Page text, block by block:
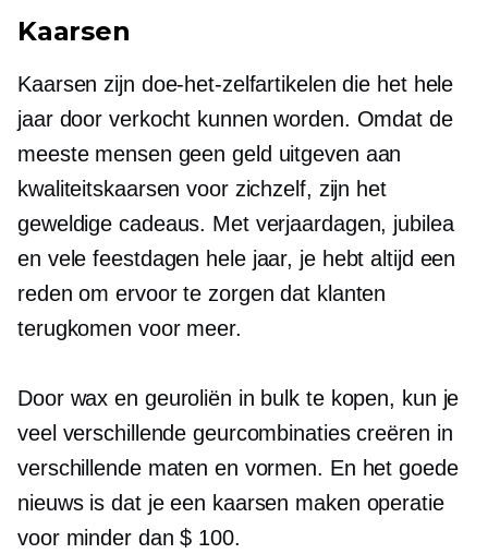
Kaarsen
Kaarsen zijn doe-het-zelfartikelen die het hele
jaar door verkocht kunnen worden. Omdat de
meeste mensen geen geld uitgeven aan
kwaliteitskaarsen voor zichzelf, zijn het
geweldige cadeaus. Met verjaardagen, jubilea
en vele feestdagen hele jaar, je hebt altijd een
reden om ervoor te zorgen dat klanten
terugkomen voor meer.
Door wax en geuroliën in bulk te kopen, kun je
veel verschillende geurcombinaties creëren in
verschillende maten en vormen. En het goede
nieuws is dat je een kaarsen maken operatie
voor minder dan $ 100.